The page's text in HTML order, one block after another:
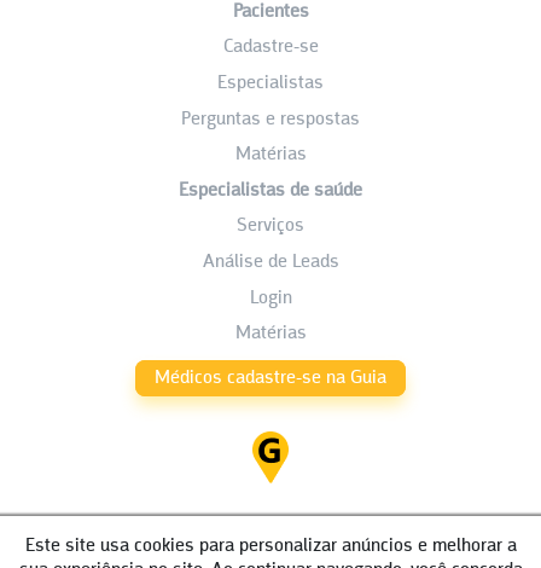
Pacientes
Cadastre-se
Especialistas
Perguntas e respostas
Matérias
Especialistas de saúde
Serviços
Análise de Leads
Login
Matérias
Médicos cadastre-se na Guia
Este site usa cookies para personalizar anúncios e melhorar a